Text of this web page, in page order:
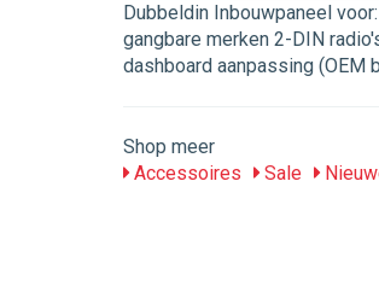
Dubbeldin Inbouwpaneel
gangbare merken 2-DIN
dashboard aanpassing (OEM
Shop meer
Accessoires
Sale